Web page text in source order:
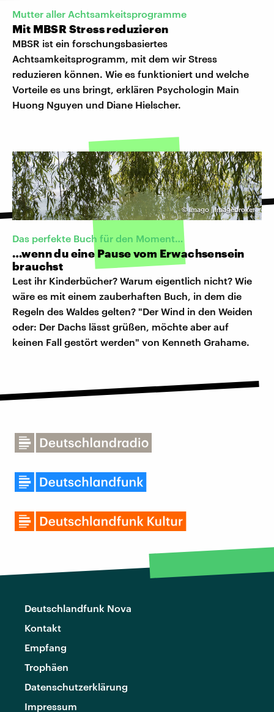
Mutter aller Achtsamkeitsprogramme
Mit MBSR Stress reduzieren
MBSR ist ein forschungsbasiertes
Achtsamkeitsprogramm, mit dem wir Stress
reduzieren können. Wie es funktioniert und welche
Vorteile es uns bringt, erklären Psychologin Main
Huong Nguyen und Diane Hielscher.
©Imago | Imagebroker
Das perfekte Buch für den Moment…
…wenn du eine Pause vom Erwachsensein
brauchst
Lest ihr Kinderbücher? Warum eigentlich nicht? Wie
wäre es mit einem zauberhaften Buch, in dem die
Regeln des Waldes gelten? "Der Wind in den Weiden
oder: Der Dachs lässt grüßen, möchte aber auf
keinen Fall gestört werden" von Kenneth Grahame.
Deutschlandfunk Nova
Kontakt
Empfang
Trophäen
Datenschutzerklärung
Impressum